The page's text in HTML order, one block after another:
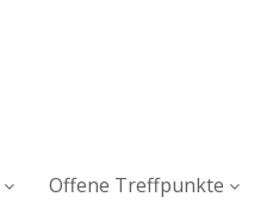
Offene Treffpunkte